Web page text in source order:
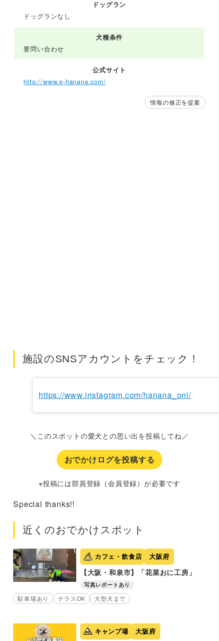
ドッグラン
ドッグランなし
犬種条件
要問い合わせ
公式サイト
http://www.e-hanana.com/
情報の修正を提案
施設のSNSアカウントをチェック！
https://www.instagram.com/hanana_oni/
＼このスポットの愛犬との思い出を投稿してね／
おでかけログを投稿する
※投稿には部員登録（会員登録）が必要です
Special thanks!!
近くのおでかけスポット
カフェ・飲食店 大阪府
【大阪・和泉市】「花菜おに工房」
写真レポートあり
駐車場あり テラスOK 大型犬まで
キャンプ場 大阪府